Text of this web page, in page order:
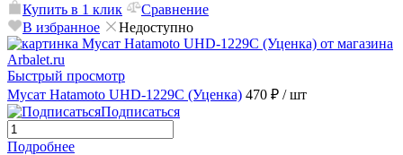
Купить в 1 клик
Сравнение
В избранное
Недоступно
Быстрый просмотр
Мусат Hatamoto UHD-1229C (Уценка) 470 ₽ / шт
Подписаться
Подробнее